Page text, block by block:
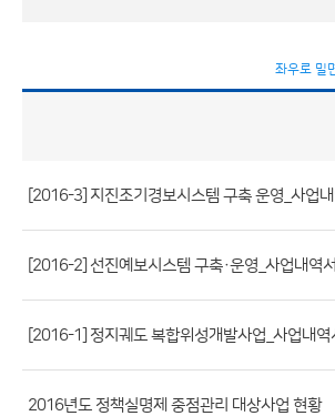
좌우로 밀
게
시
판
목
록
(번
호,
등
부
[2016-3] 지진조기경보시스템 구축 운영_사업
[2016-2] 선진예보시스템 구축·운영_사업내역서
[2016-1] 정지궤도 복합위성개발사업_사업내역
2016년도 정책실명제 중점관리 대상사업 현황